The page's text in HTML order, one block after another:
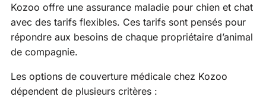
Kozoo offre une assurance maladie pour chien et chat
avec des tarifs flexibles. Ces tarifs sont pensés pour
répondre aux besoins de chaque propriétaire d’animal
de compagnie.
Les options de couverture médicale chez Kozoo
dépendent de plusieurs critères :